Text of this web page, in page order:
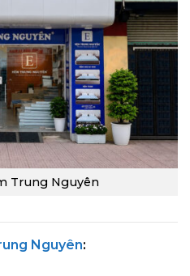
Trung Nguyên
Nguyên: